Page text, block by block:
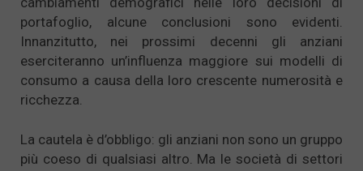
portafoglio, alcune conclusioni sono evidenti.
Innanzitutto, nei prossimi decenni gli anziani
eserciteranno un’influenza maggiore sui modelli di
consumo a causa della loro crescente numerosità e
ricchezza.
La cautela è d’obbligo: gli anziani non sono un gruppo
più coeso di qualsiasi altro. Ma le società di settori